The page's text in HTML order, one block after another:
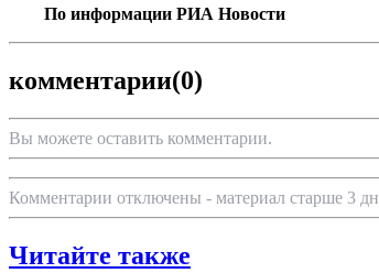
По информации РИА Новости
комментарии(0)
Вы можете оставить комментарии.
Комментарии отключены - материал старше 3
Читайте также